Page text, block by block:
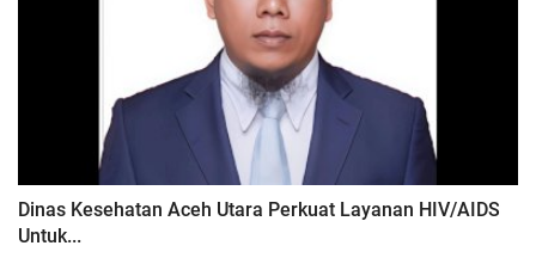
Dinas Kesehatan Aceh Utara Perkuat Layanan HIV/AIDS
Untuk...